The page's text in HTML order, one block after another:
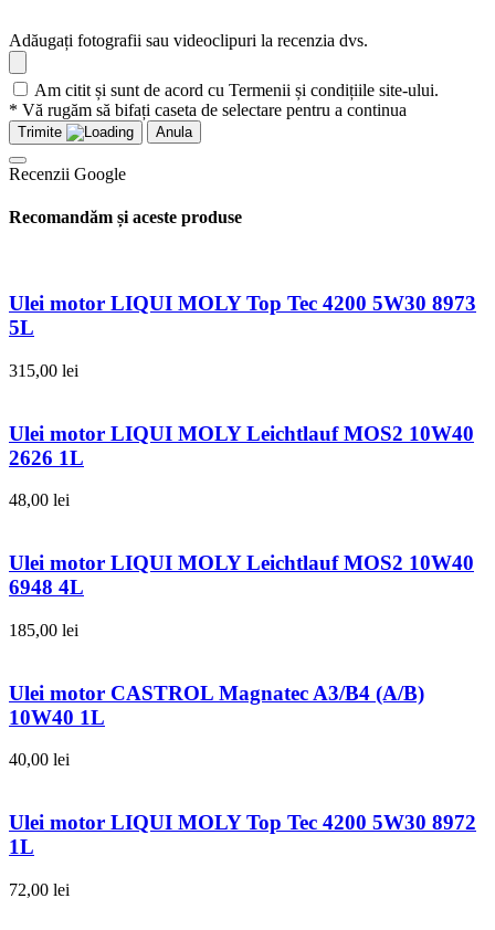
Adăugați fotografii sau videoclipuri la recenzia dvs.
Am citit și sunt de acord cu Termenii și condițiile site-ului.
* Vă rugăm să bifați caseta de selectare pentru a continua
Trimite Anula
Recenzii Google
Recomandăm și aceste produse
Ulei motor LIQUI MOLY Top Tec 4200 5W30 8973
5L
315,00 lei
Ulei motor LIQUI MOLY Leichtlauf MOS2 10W40
2626 1L
48,00 lei
Ulei motor LIQUI MOLY Leichtlauf MOS2 10W40
6948 4L
185,00 lei
Ulei motor CASTROL Magnatec A3/B4 (A/B)
10W40 1L
40,00 lei
Ulei motor LIQUI MOLY Top Tec 4200 5W30 8972
1L
72,00 lei